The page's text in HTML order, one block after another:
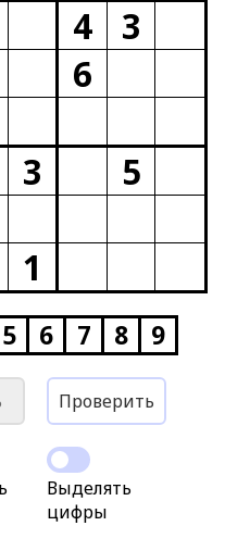
4
3
6
3
5
1
5 6 7 8 9
Проверить
Выделять
цифры